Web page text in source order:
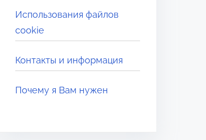
Использования файлов
cookie
Контакты и информация
Почему я Вам нужен